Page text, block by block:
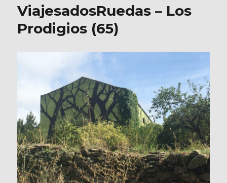
ViajesadosRuedas – Los
Prodigios (65)